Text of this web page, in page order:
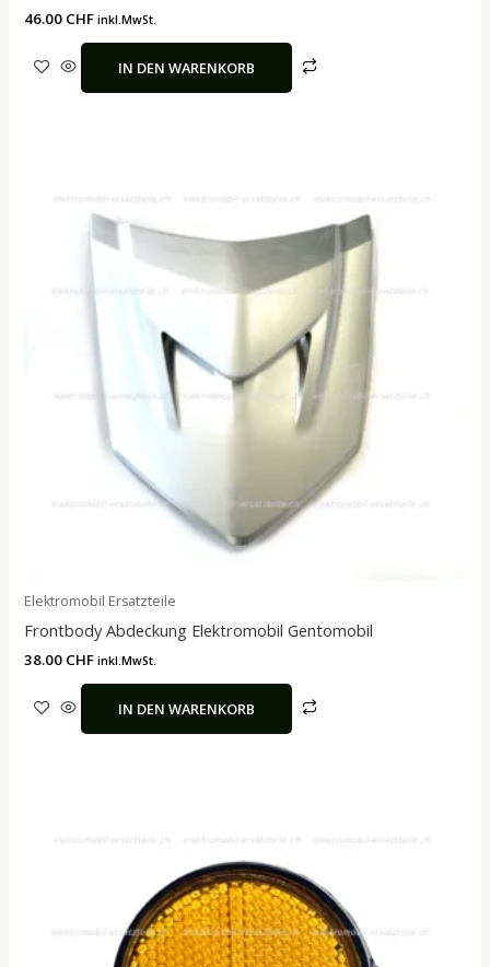
46.00 CHF inkl.MwSt.
IN DEN WARENKORB
Elektromobil Ersatzteile
Frontbody Abdeckung Elektromobil Gentomobil
38.00 CHF inkl.MwSt.
IN DEN WARENKORB